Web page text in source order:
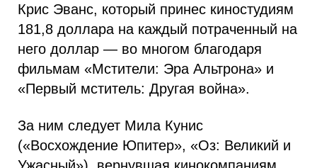
Крис Эванс, который принес киностудиям
181,8 доллара на каждый потраченный на
него доллар — во многом благодаря
фильмам «Мстители: Эра Альтрона» и
«Первый мститель: Другая война».
За ним следует Мила Кунис
(«Восхождение Юпитер», «Оз: Великий и